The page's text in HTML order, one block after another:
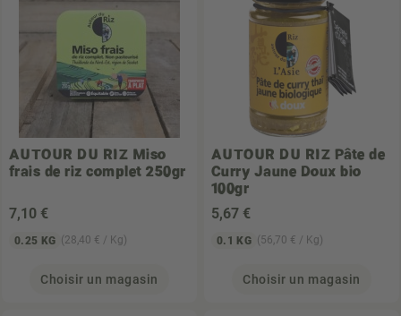
AUTOUR DU RIZ Miso
frais de riz complet 250gr
7,10 €
0.25 KG (28,40 € / Kg)
Choisir un magasin
AUTOUR DU RIZ Pâte de
Curry Jaune Doux bio
100gr
5,67 €
0.1 KG (56,70 € / Kg)
Choisir un magasin